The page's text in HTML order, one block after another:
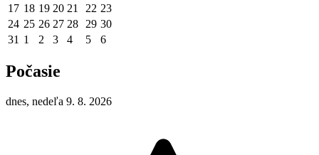
17 18 19 20 21 22 23
24 25 26 27 28 29 30
31 1 2 3 4 5 6
Počasie
dnes, nedeľa 9. 8. 2026